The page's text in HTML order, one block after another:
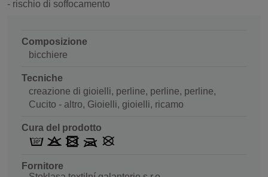
- rischio di soffocamento
Composizione
bicchiere
Tecniche
creazione di gioielli, perline, perline, perline,
Cucito - altro, Gioielli, gioielli, ricamo
Cura del prodotto
Fornitore